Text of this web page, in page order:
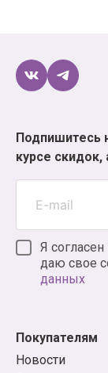
Подпишитесь
курсе
Я
даю свое
данных
Покупателям
Новости